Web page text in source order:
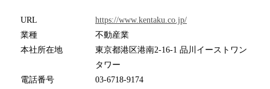
URL
https://www.kentaku.co.jp/
業種
不動産業
本社所在地
東京都港区港南2-16-1 品川イーストワン
タワー
電話番号
03-6718-9174